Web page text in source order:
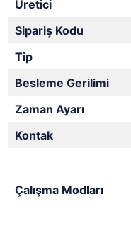
Üretici
Sipariş Kodu
Tip
Besleme Gerilimi
Zaman Ayarı
Kontak
Çalışma Modları